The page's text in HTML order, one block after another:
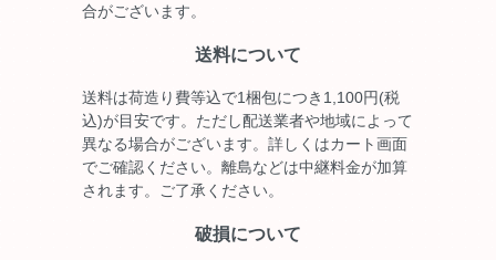
合がございます。
送料について
送料は荷造り費等込で1梱包につき1,100円(税
込)が目安です。ただし配送業者や地域によって
異なる場合がございます。詳しくはカート画面
でご確認ください。離島などは中継料金が加算
されます。ご了承ください。
破損について